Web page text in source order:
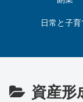
日常と子育
資産形